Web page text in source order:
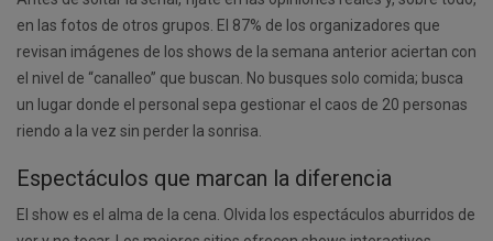
en las fotos de otros grupos. El 87% de los organizadores que
revisan imágenes de los shows de la semana anterior aciertan con
el nivel de “canalleo” que buscan. No busques solo comida; busca
un lugar donde el personal sepa gestionar el caos de 20 personas
riendo a la vez sin perder la sonrisa.
Espectáculos que marcan la diferencia
El show es el alma de la cena. Olvida los espectáculos aburridos de